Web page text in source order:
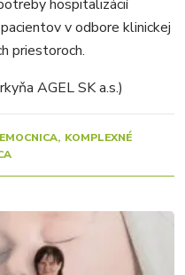
hospitalizácií
v odbore klinickej
priestoroch.
AGEL SK a.s.)
KOMPLEXNÉ